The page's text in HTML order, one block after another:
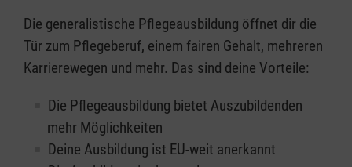
Die generalistische Pflegeausbildung öffnet dir die
Tür zum Pflegeberuf, einem fairen Gehalt, mehreren
Karrierewegen und mehr. Das sind deine Vorteile:
Die Pflegeausbildung bietet Auszubildenden
mehr Möglichkeiten
Deine Ausbildung ist EU-weit anerkannt